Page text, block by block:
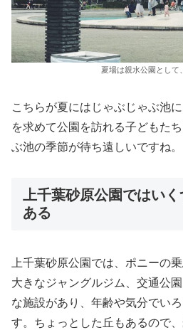
夏場は親水公園として
こちらが夏にはじゃぶじゃぶ池
を求めて公園を訪れる子どもた
ぶ池の季節が待ち遠しいですね。
上千葉砂原公園ではい
ある
上千葉砂原公園では、ポニーの
大きなジャングルジム、交通公
な施設があり、年齢や気分でい
す。ちょっとした丘もあるので